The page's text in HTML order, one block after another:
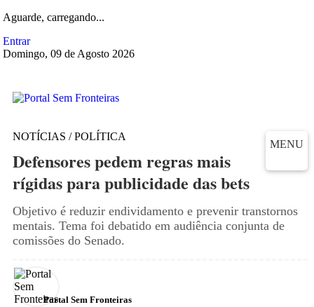
Aguarde, carregando...
Entrar
Domingo, 09 de Agosto 2026
MENU
NOTÍCIAS / POLÍTICA
Defensores pedem regras mais
rígidas para publicidade das bets
Objetivo é reduzir endividamento e prevenir transtornos
mentais. Tema foi debatido em audiência conjunta de
comissões do Senado.
Portal Sem Fronteiras